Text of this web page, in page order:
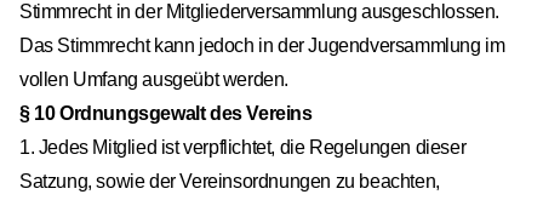
Stimmrecht in der Mitgliederversammlung ausgeschlossen.
Das Stimmrecht kann jedoch in der Jugendversammlung im
vollen Umfang ausgeübt werden.
§ 10 Ordnungsgewalt des Vereins
1. Jedes Mitglied ist verpflichtet, die Regelungen dieser
Satzung, sowie der Vereinsordnungen zu beachten,